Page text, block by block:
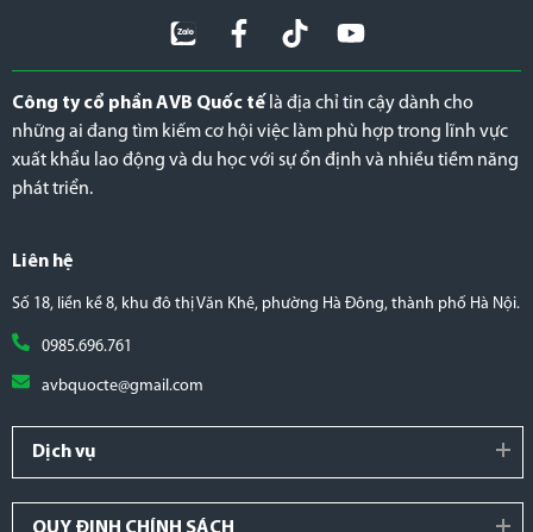
Công ty cổ phần AVB Quốc tế là địa chỉ tin cậy dành cho
những ai đang tìm kiếm cơ hội việc làm phù hợp trong lĩnh vực
xuất khẩu lao động và du học với sự ổn định và nhiều tiềm năng
phát triển.
Liên hệ
Số 18, liền kề 8, khu đô thị Văn Khê, phường Hà Đông, thành phố Hà Nội.
0985.696.761
avbquocte@gmail.com
Dịch vụ